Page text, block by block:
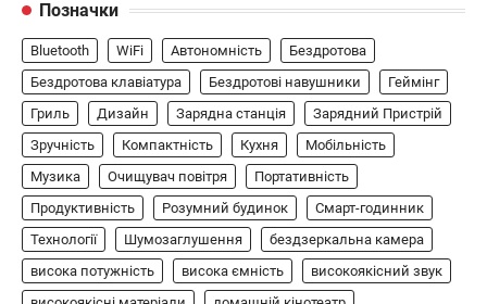
5
Бездротовий контролер 8BitDo Lite
SE 2.4G для Xbox
В'ячеслав 2024-09-03
8BitDo Lite SE 2.4G — це компактний
бездротовий контролер, розроблений
спеціально для Xbox. Завдяки своєму…
АУДІО КОЛОНКИ
Бездротова колонка LG XBOOM Go
XG2T
Позначки
Bluetooth WiFi Автономність
Бездротова
Бездротова клавіатура
Бездротові навушники
Геймінг
Гриль
Дизайн Зарядна станція
Зарядний Пристрій
Зручність
Компактність Кухня
Мобільність
Музика
Очищувач повітря
Портативність
Продуктивність
Розумний будинок
Смарт-годинник
Технології
Шумозаглушення
бездзеркальна камера
висока потужність
висока ємність
високоякісний звук